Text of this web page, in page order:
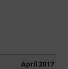
April 2017